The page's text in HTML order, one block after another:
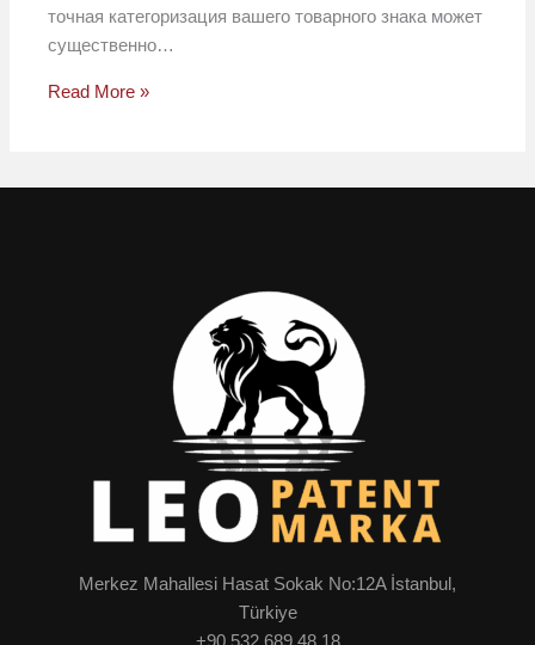
точная категоризация вашего товарного знака может
существенно…
Read More »
Merkez Mahallesi Hasat Sokak No:12A İstanbul,
Türkiye
+90 532 689 48 18